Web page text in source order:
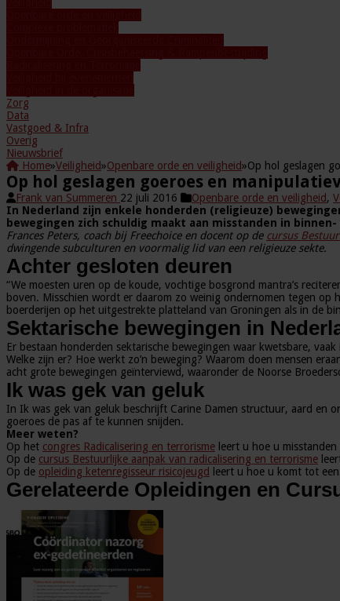
Zorg
Data
Vastgoed & Infra
Overig
Nieuwsbrief
Home»Veiligheid»Openbare orde en veiligheid»Op hol geslagen
Op hol geslagen goeroes en
Frank van Summeren 22 juli 2016 Openbare orde en veiligheid,
In Nederland zijn enkele honderden (religieuze)
bewegingen zich schuldig maakt aan misstanden in
Frances Peters, coach bij Freechoice en docent op de cursus
dwingende subculturen en voormalig lid van een religieuze sekte.
Achter gesloten deuren
“We moesten uren op de koude, vochtige bosgrond mantra’s
boven. Misschien wordt er daarom zo weinig ondernomen tegen op
boerderijen op het uitgestrekte platteland van Groningen als in de
Sektarische bewegingen in
Er bestaan honderden sektarische bewegingen waar kwetsbare,
Welke zijn er? Hoe werkt zo’n beweging? Waarom doen mensen
acht grote bewegingen geïnterviewd, waaronder de Noorse
Ik was gek van geluk
In Ik was gek van geluk beschrijft Carine Damen structuur, aard en
goeroes de pas af te kunnen snijden.
Meer weten?
Op het congres Radicalisering en terrorisme leert u hoe u
Op de cursus Bestuurlijke aanpak van radicalisering en terrorisme
Op de opleiding ketenregisseur risicojeugd leert u hoe u komt tot
Gerelateerde Opleidingen en